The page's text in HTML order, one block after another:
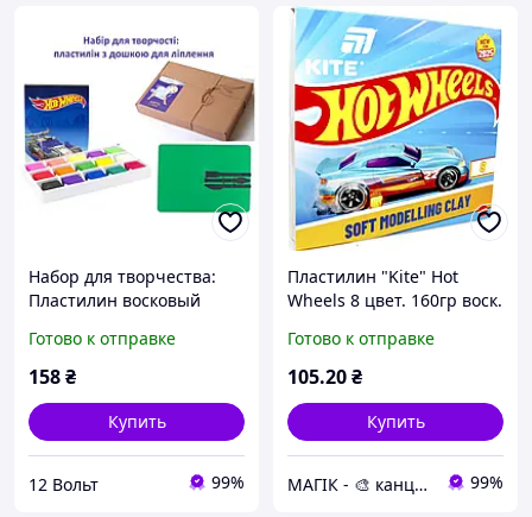
Набор для творчества:
Пластилин восковый
доска для лепки.--PLD80
Готово к отправке
158₴
Купить
12 Вольт 99%
Пластилин "Kite" Hot
Wheels 8 цвет. 160гр воск.
Готово к отправке
105.20₴
Купить
МАГІК - 🎨 канцтовари, іграшки, подарунки 🎨 99%